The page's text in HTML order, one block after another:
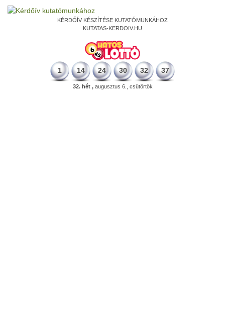
KÉRDŐÍV KÉSZÍTÉSE KUTATÓMUNKÁHOZ
KUTATAS-KERDOIV.HU
1 14 24 30 32 37
32. hét ,augusztus 6., csütörtök